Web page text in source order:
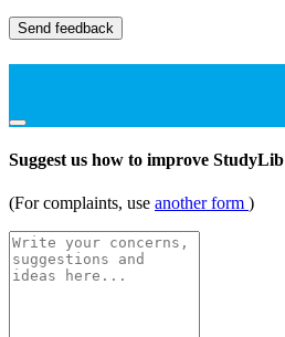
Send feedback
Suggest us how to improve StudyLib
(For complaints, use another form )